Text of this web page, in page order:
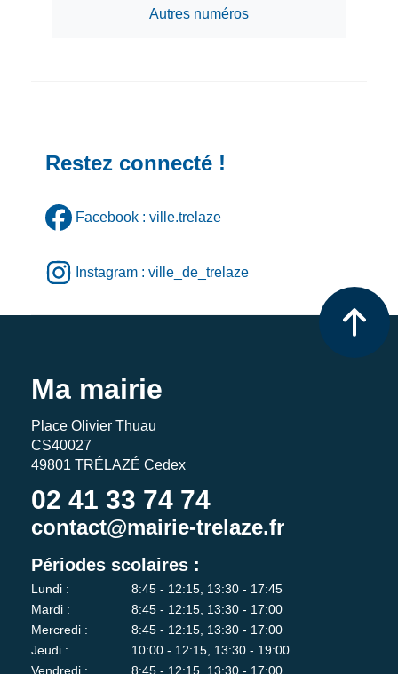
Autres numéros
Restez connecté !
Facebook : ville.trelaze
Instagram : ville_de_trelaze
Ma mairie
Place Olivier Thuau
CS40027
49801 TRÉLAZÉ Cedex
02 41 33 74 74
contact@mairie-trelaze.fr
Périodes scolaires :
Lundi :
8:45 - 12:15, 13:30 - 17:45
Mardi :
8:45 - 12:15, 13:30 - 17:00
Mercredi :
8:45 - 12:15, 13:30 - 17:00
Jeudi :
10:00 - 12:15, 13:30 - 19:00
Vendredi :
8:45 - 12:15, 13:30 - 17:00